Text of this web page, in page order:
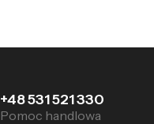
+48 531 521 330
Pomoc handlowa